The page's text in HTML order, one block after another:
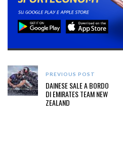
PREVIOUS POST
DAINESE SALE A BORDO
DI EMIRATES TEAM NEW
ZEALAND